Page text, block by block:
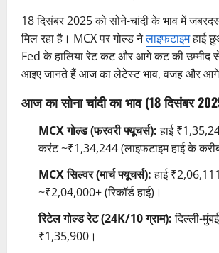
18 दिसंबर 2025 को सोने-चांदी के भाव में
मिल रहा है। MCX पर गोल्ड नेलाइफटाइमहाई
Fed के हालिया रेट कट और आगे कट की उम्मीद
आइए जानते हैं आज का लेटेस्ट भाव, वजह और आगे
आज का सोना चांदी का भाव (18 दिसंबर
MCX गोल्ड (फरवरी फ्यूचर्स):हाई
करंट ~₹1,34,244 (लाइफटाइम हाई के
MCX सिल्वर (मार्च फ्यूचर्स):हाई
~₹2,04,000+ (रिकॉर्ड हाई)।
रिटेल गोल्ड रेट (24K/10 ग्राम):दिल्ली-
₹1,35,900।